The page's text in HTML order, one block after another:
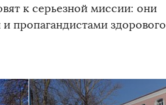
к серьезной миссии: они
пропагандистами здорового